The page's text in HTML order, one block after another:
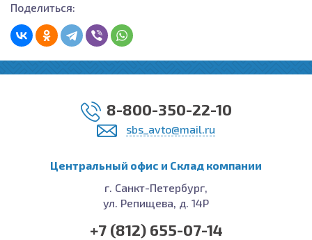
Поделиться:
8-800-350-22-10
sbs_avto@mail.ru
Центральный офис и Cклад компании
г. Санкт-Петербург,
ул. Репищева, д. 14Р
+7 (812) 655-07-14